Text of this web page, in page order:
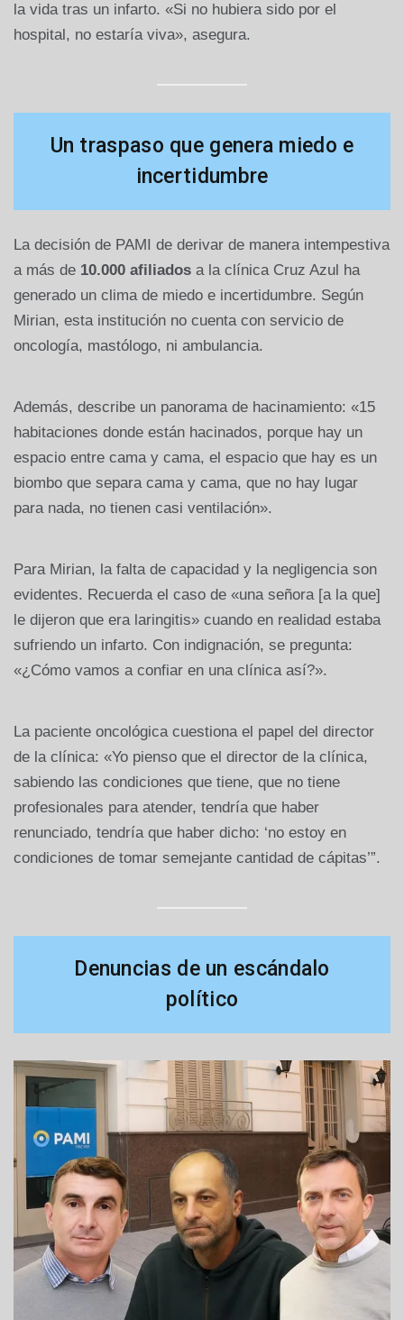
la vida tras un infarto. «Si no hubiera sido por el
hospital, no estaría viva», asegura.
Un traspaso que genera miedo e
incertidumbre
La decisión de PAMI de derivar de manera intempestiva
a más de 10.000 afiliados a la clínica Cruz Azul ha
generado un clima de miedo e incertidumbre. Según
Mirian, esta institución no cuenta con servicio de
oncología, mastólogo, ni ambulancia.
Además, describe un panorama de hacinamiento: «15
habitaciones donde están hacinados, porque hay un
espacio entre cama y cama, el espacio que hay es un
biombo que separa cama y cama, que no hay lugar
para nada, no tienen casi ventilación».
Para Mirian, la falta de capacidad y la negligencia son
evidentes. Recuerda el caso de «una señora [a la que]
le dijeron que era laringitis» cuando en realidad estaba
sufriendo un infarto. Con indignación, se pregunta:
«¿Cómo vamos a confiar en una clínica así?».
La paciente oncológica cuestiona el papel del director
de la clínica: «Yo pienso que el director de la clínica,
sabiendo las condiciones que tiene, que no tiene
profesionales para atender, tendría que haber
renunciado, tendría que haber dicho: ‘no estoy en
condiciones de tomar semejante cantidad de cápitas’”.
Denuncias de un escándalo
político